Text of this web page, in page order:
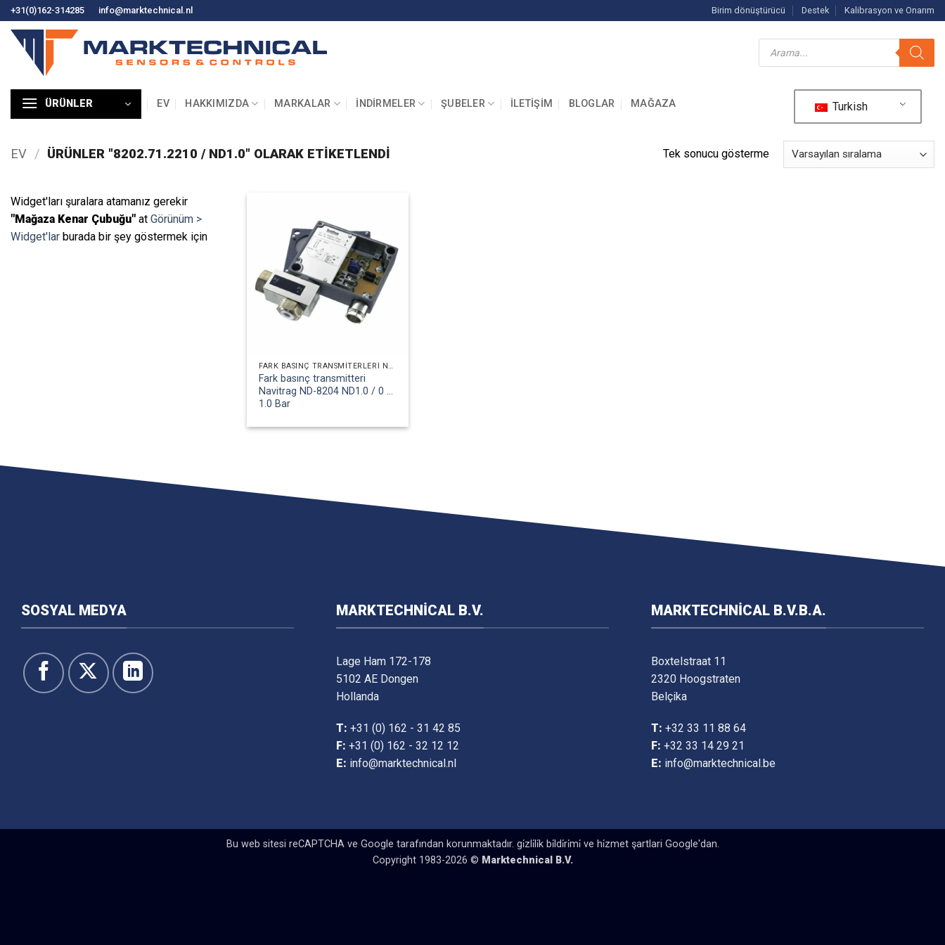
İçeriğe
atla
+31(0)162-314285 info@marktechnical.nl Birim dönüştürücü Destek Kalibrasyon ve Onarım
Ürün
arama
ÜRÜNLER EV HAKKIMIZDA MARKALAR İNDIRMELER ŞUBELER İLETIŞIM BLOGLAR MAĞAZA Turkish
EV / ÜRÜNLER "8202.71.2210 / ND1.0" OLARAK ETIKETLENDI Tek sonucu gösterme
Widget'ları şuralara atamanız gerekir
"Mağaza Kenar Çubuğu" at Görünüm >
Widget'lar burada bir şey göstermek için
FARK BASINÇ TRANSMITERLERI NAT-NAT
Fark basınç transmitteri
Navitrag ND-8204 ND1.0 / 0 ...
1.0 Bar
SOSYAL MEDYA MARKTECHNICAL B.V.
Lage Ham 172-178
5102 AE Dongen
Hollanda
T: +31 (0) 162 - 31 42 85
F: +31 (0) 162 - 32 12 12
E: info@marktechnical.nl
MARKTECHNICAL B.V.B.A.
Boxtelstraat 11
2320 Hoogstraten
Belçika
T: +32 33 11 88 64
F: +32 33 14 29 21
E: info@marktechnical.be
Bu web sitesi reCAPTCHA ve Google tarafından korunmaktadır. gi̇zli̇li̇k bi̇ldi̇ri̇mi̇ve hi̇zmet şartlari Google'dan.
Copyright 1983-2026 © Marktechnical B.V.